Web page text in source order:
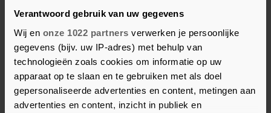
Verantwoord gebruik van uw gegevens
Wij en onze 1022 partners verwerken je persoonlijke
gegevens (bijv. uw IP-adres) met behulp van
technologieën zoals cookies om informatie op uw
apparaat op te slaan en te gebruiken met als doel
gepersonaliseerde advertenties en content, metingen aan
advertenties en content, inzicht in publiek en
Kijk voor het programma op
kapellecultureel.nl/evenementen.